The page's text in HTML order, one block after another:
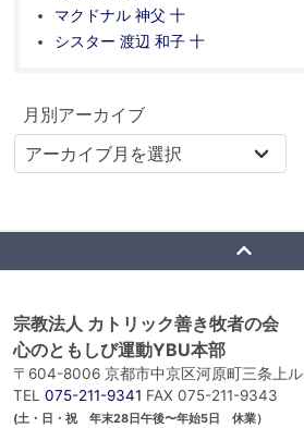
マクドナル 神父 十
シスター 渡辺 和子 十
月別アーカイブ
宗教法人 カトリック善き牧者の会
心のともしび運動YBU本部
〒604-8006 京都市中京区河原町三条上ル
TEL 075-211-9341 FAX 075-211-9343
(土・日・祝 年末28日午後〜年始5日 休業）